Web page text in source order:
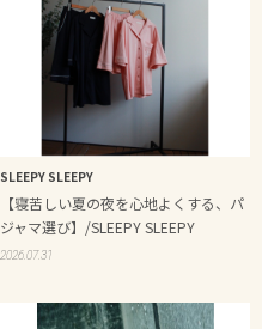
SLEEPY SLEEPY
【寝苦しい夏の夜を心地よくする、パ
ジャマ選び】/SLEEPY SLEEPY
2026.07.31